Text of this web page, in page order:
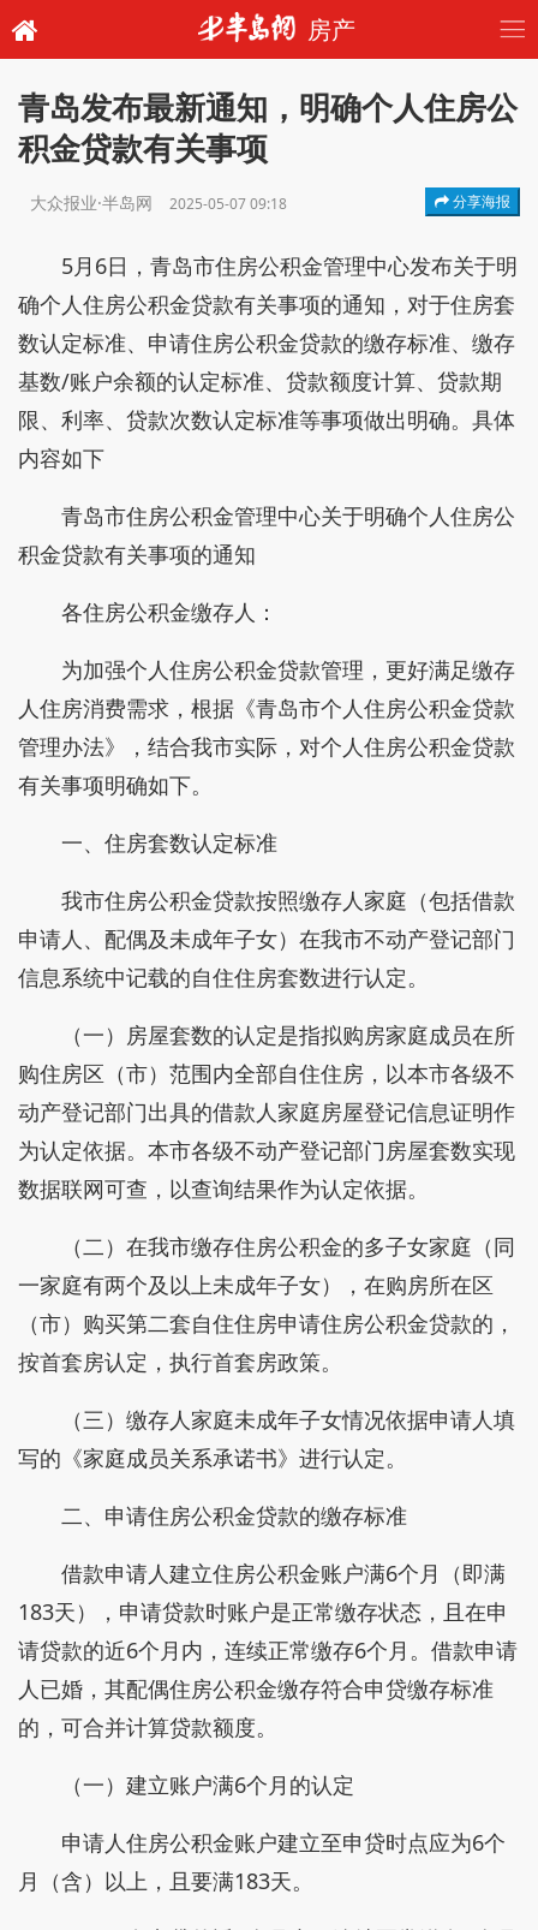
房产
青岛发布最新通知，明确个人住房公
积金贷款有关事项
大众报业·半岛网 2025-05-07 09:18 分享海报
5月6日，青岛市住房公积金管理中心发布关于明
确个人住房公积金贷款有关事项的通知，对于住房套
数认定标准、申请住房公积金贷款的缴存标准、缴存
基数/账户余额的认定标准、贷款额度计算、贷款期
限、利率、贷款次数认定标准等事项做出明确。 具体
内容如下
青岛市住房公积金管理中心关于明确个人住房公
积金贷款有关事项的通知
各住房公积金缴存人：
为加强个人住房公积金贷款管理，更好满足缴存
人住房消费需求，根据《青岛市个人住房公积金贷款
管理办法》，结合我市实际，对个人住房公积金贷款
有关事项明确如下。
一、住房套数认定标准
我市住房公积金贷款按照缴存人家庭（包括借款
申请人、配偶及未成年子女）在我市不动产登记部门
信息系统中记载的自住住房套数进行认定。
（一）房屋套数的认定是指拟购房家庭成员在所
购住房区（市）范围内全部自住住房，以本市各级不
动产登记部门出具的借款人家庭房屋登记信息证明作
为认定依据。本市各级不动产登记部门房屋套数实现
数据联网可查，以查询结果作为认定依据。
（二）在我市缴存住房公积金的多子女家庭（同
一家庭有两个及以上未成年子女），在购房所在区
（市）购买第二套自住住房申请住房公积金贷款的，
按首套房认定，执行首套房政策。
（三）缴存人家庭未成年子女情况依据申请人填
写的《家庭成员关系承诺书》进行认定。
二、申请住房公积金贷款的缴存标准
借款申请人建立住房公积金账户满6个月（即满
183天），申请贷款时账户是正常缴存状态，且在申
请贷款的近6个月内，连续正常缴存6个月。借款申请
人已婚，其配偶住房公积金缴存符合申贷缴存标准
的，可合并计算贷款额度。
（一）建立账户满6个月的认定
申请人住房公积金账户建立至申贷时点应为6个
月（含）以上，且要满183天。